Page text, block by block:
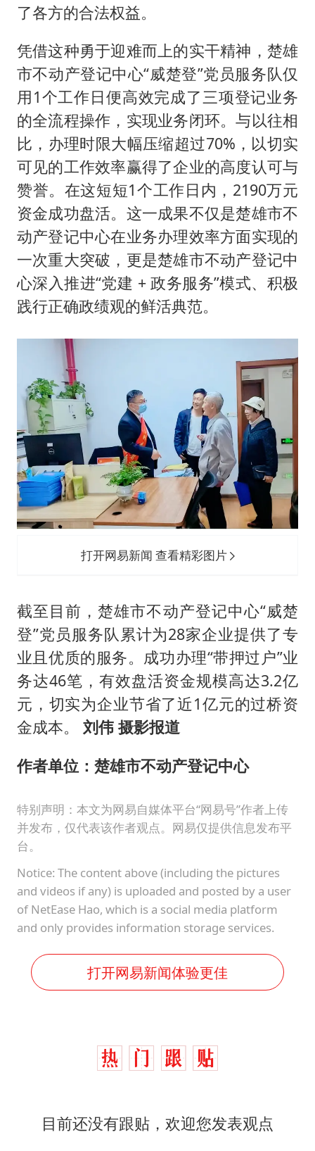
了各方的合法权益。
凭借这种勇于迎难而上的实干精神，楚雄
市不动产登记中心“威楚登”党员服务队仅
用1个工作日便高效完成了三项登记业务
的全流程操作，实现业务闭环。与以往相
比，办理时限大幅压缩超过70%，以切实
可见的工作效率赢得了企业的高度认可与
赞誉。在这短短1个工作日内，2190万元
资金成功盘活。这一成果不仅是楚雄市不
动产登记中心在业务办理效率方面实现的
一次重大突破，更是楚雄市不动产登记中
心深入推进“党建 + 政务服务”模式、积极
践行正确政绩观的鲜活典范。
打开网易新闻 查看精彩图片
截至目前，楚雄市不动产登记中心“威楚
登”党员服务队累计为28家企业提供了专
业且优质的服务。成功办理“带押过户”业
务达46笔，有效盘活资金规模高达3.2亿
元，切实为企业节省了近1亿元的过桥资
金成本。 刘伟 摄影报道
作者单位：楚雄市不动产登记中心
特别声明：本文为网易自媒体平台“网易号”作者上传
并发布，仅代表该作者观点。网易仅提供信息发布平
台。
Notice: The content above (including the pictures
and videos if any) is uploaded and posted by a user
of NetEase Hao, which is a social media platform
and only provides information storage services.
打开网易新闻体验更佳
目前还没有跟贴，欢迎您发表观点